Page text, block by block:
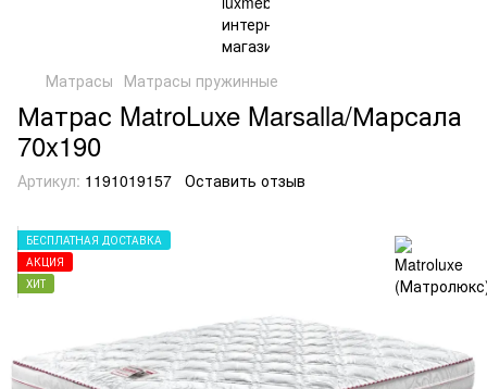
Матрасы Матрасы пружинные
Матрас MatroLuxe Marsalla/Марсала
70x190
Артикул: 1191019157 Оставить отзыв
БЕСПЛАТНАЯ ДОСТАВКА
АКЦИЯ
ХИТ